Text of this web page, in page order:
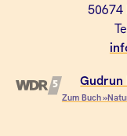
50674
Gudrun
Zum Buch